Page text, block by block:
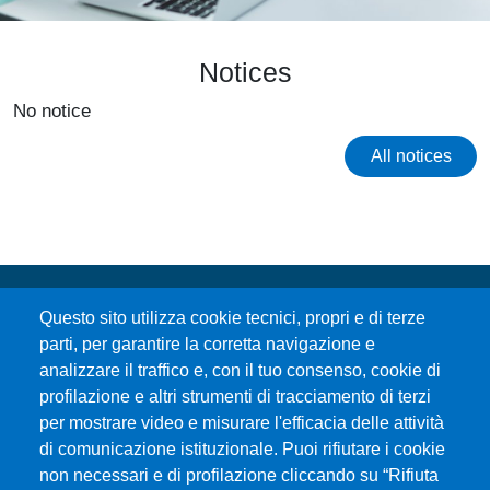
Notices
No notice
All notices
Questo sito utilizza cookie tecnici, propri e di terze
parti, per garantire la corretta navigazione e
analizzare il traffico e, con il tuo consenso, cookie di
profilazione e altri strumenti di tracciamento di terzi
per mostrare video e misurare l'efficacia delle attività
di comunicazione istituzionale. Puoi rifiutare i cookie
non necessari e di profilazione cliccando su “Rifiuta
Università degli Studi di Messina
Piazza Pugliatti, 1 - 98122 Messina
Cod. Fiscale 80004070837